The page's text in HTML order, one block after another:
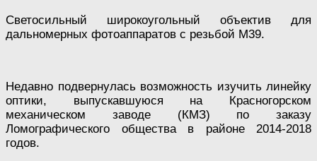
Светосильный широкоугольный объектив для
дальномерных фотоаппаратов с резьбой М39.
Недавно подвернулась возможность изучить линейку
оптики, выпускавшуюся на Красногорском
механическом заводе (КМЗ) по заказу
Ломографического общества в районе 2014-2018
годов.